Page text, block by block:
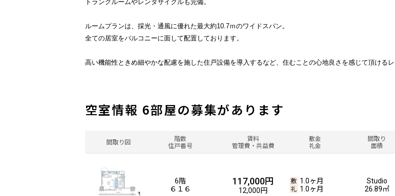
トランクルームやレンタサイクルも完備。
ルームプランは、採光・通風に優れた最大約10.7ｍのワイドスパン。
全ての居室をバルコニーに面して配置しております。
高い機能性ときめ細やかな配慮を施した住戸設備を導入するなど、住むことの心地良さを感じて頂けるレ
空室情報 6部屋の募集があります
間取り図
階数
住戸番号
賃料
管理費・共益費
敷金
礼金
間取り
面積
6階
６１６
117,000円
12,000円
1.0ヶ月
1.0ヶ月
Studio
26.89㎡